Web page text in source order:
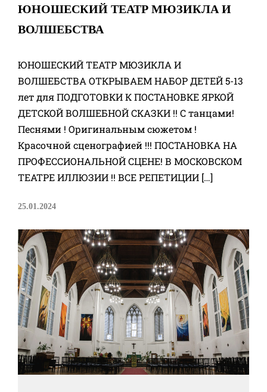
ЮНОШЕСКИЙ ТЕАТР МЮЗИКЛА И
ВОЛШЕБСТВА
ЮНОШЕСКИЙ ТЕАТР МЮЗИКЛА И
ВОЛШЕБСТВА ОТКРЫВАЕМ НАБОР ДЕТЕЙ 5-13
лет для ПОДГОТОВКИ К ПОСТАНОВКЕ ЯРКОЙ
ДЕТСКОЙ ВОЛШЕБНОЙ СКАЗКИ !! С танцами!
Песнями ! Оригинальным сюжетом !
Красочной сценографией !!! ПОСТАНОВКА НА
ПРОФЕССИОНАЛЬНОЙ СЦЕНЕ! В МОСКОВСКОМ
ТЕАТРЕ ИЛЛЮЗИИ !! ВСЕ РЕПЕТИЦИИ […]
25.01.2024